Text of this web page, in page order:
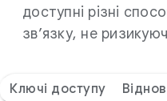
доступні різні
зв’язку, не
Ключі доступу